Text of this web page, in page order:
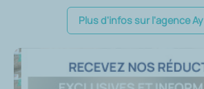
Plus d'infos sur l'agence